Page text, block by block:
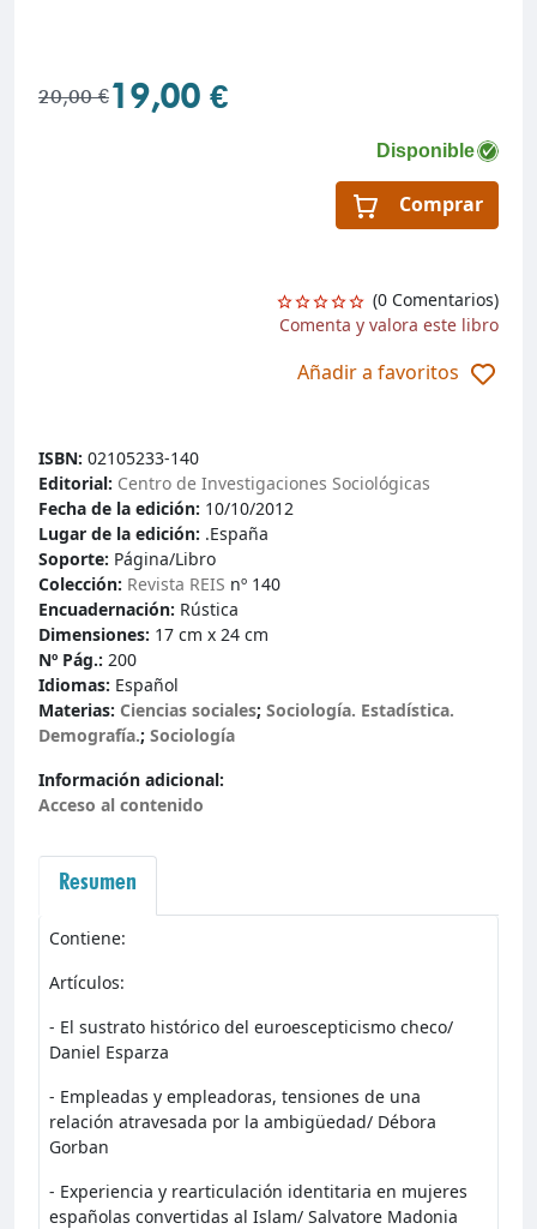
20,00 €19,00 €
Disponible
Comprar
(0 Comentarios)
Comenta y valora este libro
Añadir a favoritos
ISBN: 02105233-140
Editorial: Centro de Investigaciones Sociológicas
Fecha de la edición: 10/10/2012
Lugar de la edición: .España
Soporte: Página/Libro
Colección: Revista REIS nº 140
Encuadernación: Rústica
Dimensiones: 17 cm x 24 cm
Nº Pág.: 200
Idiomas: Español
Materias: Ciencias sociales; Sociología. Estadística.
Demografía.; Sociología
Información adicional:
Acceso al contenido
Resumen
Contiene:
Artículos:
- El sustrato histórico del euroescepticismo checo/
Daniel Esparza
- Empleadas y empleadoras, tensiones de una
relación atravesada por la ambigüedad/ Débora
Gorban
- Experiencia y rearticulación identitaria en mujeres
españolas convertidas al Islam/ Salvatore Madonia